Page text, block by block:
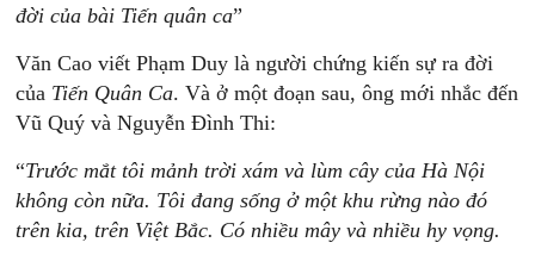
đời của bài Tiến quân ca”
Văn Cao viết Phạm Duy là người chứng kiến sự ra đời
của Tiến Quân Ca. Và ở một đoạn sau, ông mới nhắc đến
Vũ Quý và Nguyễn Đình Thi:
“Trước mắt tôi mảnh trời xám và lùm cây của Hà Nội
không còn nữa. Tôi đang sống ở một khu rừng nào đó
trên kia, trên Việt Bắc. Có nhiều mây và nhiều hy vọng.